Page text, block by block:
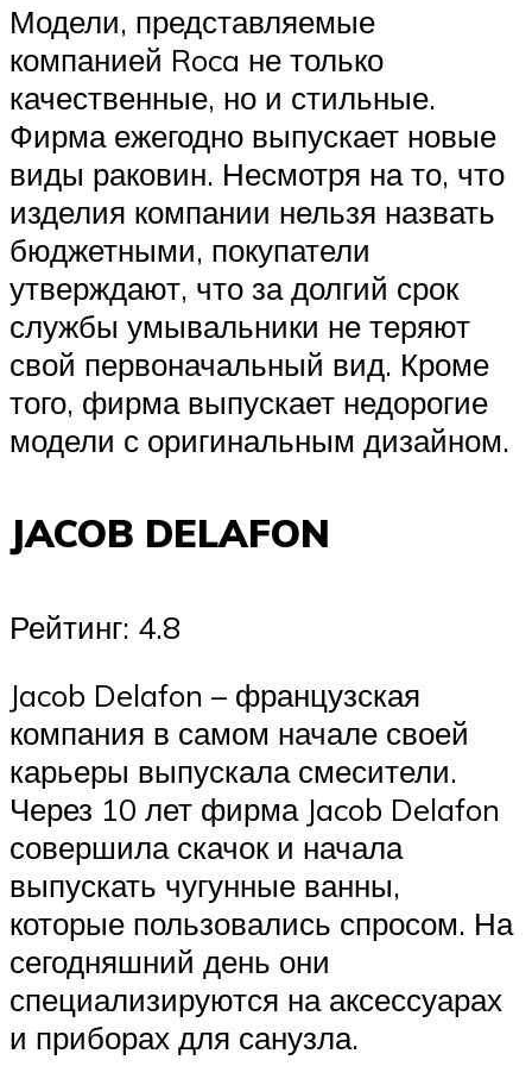
Модели, представляемые
компанией Roca не только
качественные, но и стильные.
Фирма ежегодно выпускает новые
виды раковин. Несмотря на то, что
изделия компании нельзя назвать
бюджетными, покупатели
утверждают, что за долгий срок
службы умывальники не теряют
свой первоначальный вид. Кроме
того, фирма выпускает недорогие
модели с оригинальным дизайном.
JACOB DELAFON
Рейтинг: 4.8
Jacob Delafon – французская
компания в самом начале своей
карьеры выпускала смесители.
Через 10 лет фирма Jacob Delafon
совершила скачок и начала
выпускать чугунные ванны,
которые пользовались спросом. На
сегодняшний день они
специализируются на аксессуарах
и приборах для санузла.